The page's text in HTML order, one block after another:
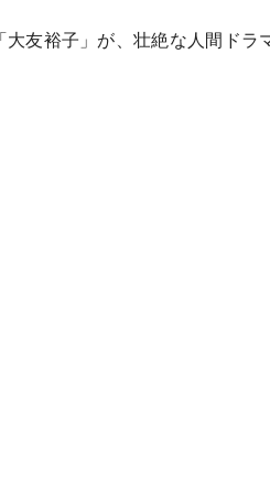
友裕子」が、壮絶な人間ドラ